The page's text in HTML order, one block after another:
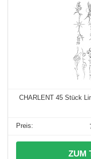
CHARLENT 45 Stück
ZUM